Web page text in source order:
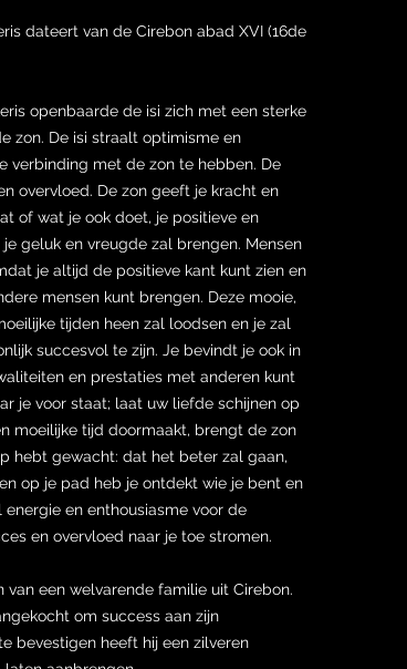
dateert van de Cirebon abad XVI (16de
openbaarde de isi zich met een sterke
zon. De isi straalt optimisme en
verbinding met de zon te hebben. De
overvloed. De zon geeft je kracht en
of wat je ook doet, je positieve en
geluk en vreugde zal brengen. Mensen
je altijd de positieve kant kunt zien en
mensen kunt brengen. Deze mooie,
tijden heen zal loodsen en je zal
succesvol te zijn. Je bevindt je ook in
en prestaties met anderen kunt
je voor staat; laat uw liefde schijnen op
moeilijke tijd doormaakt, brengt de zon
hebt gewacht: dat het beter zal gaan,
op je pad heb je ontdekt wie je bent en
en enthousiasme voor de
en overvloed naar je toe stromen.
van een welvarende familie uit Cirebon.
om success aan zijn
bevestigen heeft hij een zilveren